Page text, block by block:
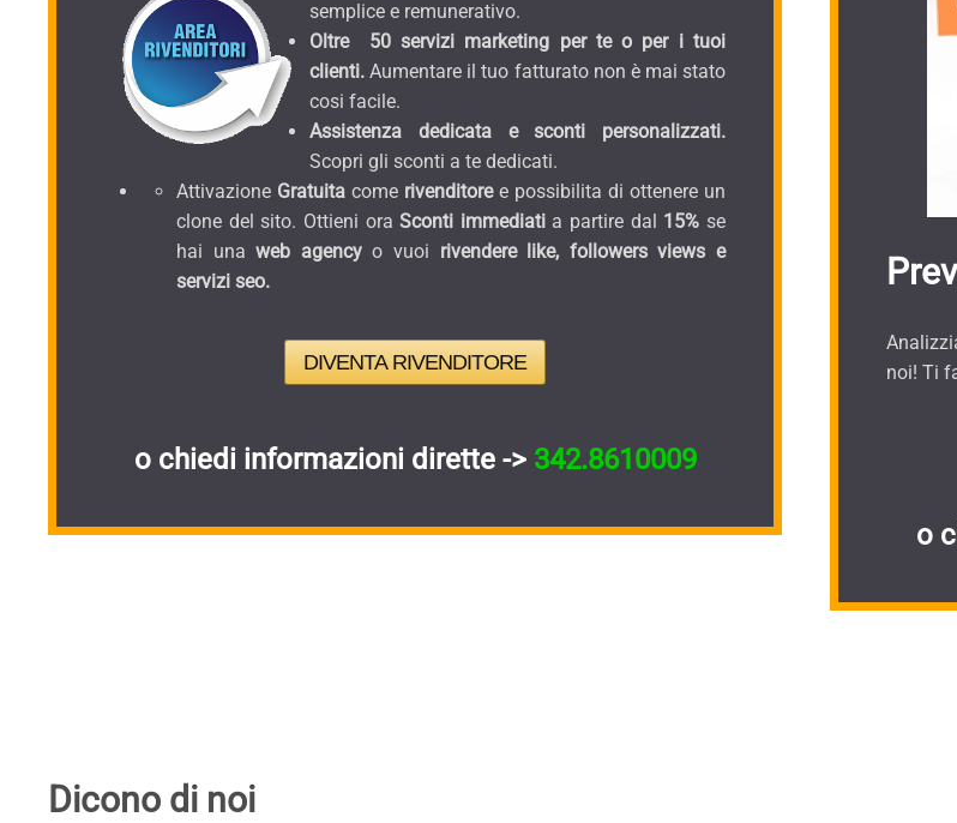
semplice e remunerativo.
Oltre 50 servizi marketing per te o per i tuoi
clienti. Aumentare il tuo fatturato non è mai stato
cosi facile.
Assistenza dedicata e sconti personalizzati.
Scopri gli sconti a te dedicati.
Attivazione Gratuita come rivenditoree possibilita di ottenere un
clone del sito. Ottieni oraSconti immediati a partire dal 15% se
hai una web agencyo vuoi rivendere like, followers views e
servizi seo.
DIVENTA RIVENDITORE
o chiedi informazioni dirette -> 342.8610009
noi! Ti
o
Dicono di noi